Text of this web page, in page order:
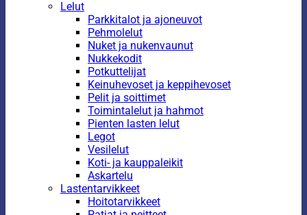
Lelut
Parkkitalot ja ajoneuvot
Pehmolelut
Nuket ja nukenvaunut
Nukkekodit
Potkuttelijat
Keinuhevoset ja keppihevoset
Pelit ja soittimet
Toimintalelut ja hahmot
Pienten lasten lelut
Legot
Vesilelut
Koti- ja kauppaleikit
Askartelu
Lastentarvikkeet
Hoitotarvikkeet